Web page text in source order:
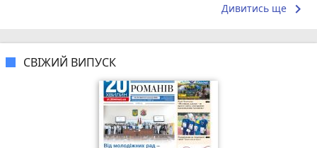
Дивитись ще keyboard_arrow_right
СВІЖИЙ ВИПУСК